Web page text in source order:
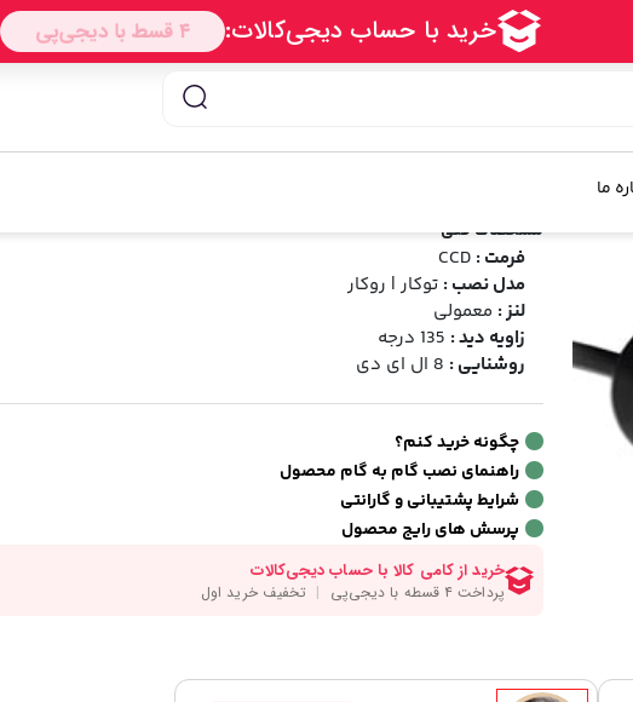
ما
/ دوربین عقب دو حالته خودرو Camera Rearview 8 LED
مشخصات فنی
فرمت : CCD
مدل نصب : توکار | روکار
لنز : معمولی
زاویه دید : 135 درجه
روشنایی : 8 ال ای دی
چگونه خرید کنم؟
راهنمای نصب گام به گام محصول
شرایط پشتیبانی و گارانتی
پرسش های رایج محصول